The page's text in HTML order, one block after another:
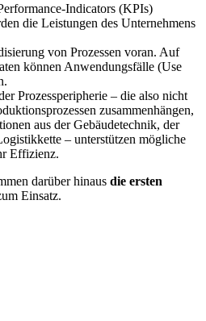
Indicators (KPIs)
die Leistungen des Unternehmens
von Prozessen voran. Auf
können Anwendungsfälle (Use
Prozessperipherie – die also nicht
zusammenhängen,
aus der Gebäudetechnik, der
– unterstützen mögliche
Effizienz.
darüber hinaus die ersten
Einsatz.